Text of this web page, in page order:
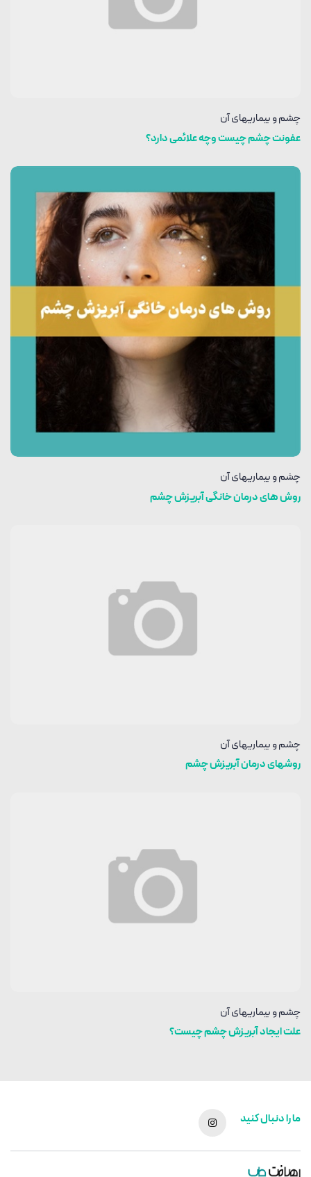
چشم و بیماریهای آن
عفونت چشم چیست وچه علائمی دارد؟
چشم و بیماریهای آن
روش های درمان خانگی آبریزش چشم
چشم و بیماریهای آن
روشهای درمان آبریزش چشم
چشم و بیماریهای آن
علت ایجاد آبریزش چشم چیست؟
ما را دنبال کنید